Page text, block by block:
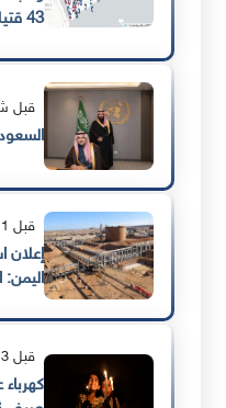
43 قتيلا
قبل
قبل 11 يوم
إعلان
اليمن:
قبل 3 أشهر